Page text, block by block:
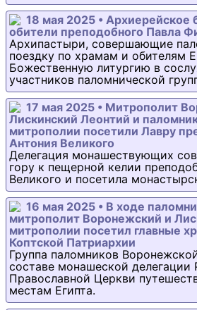
18 мая 2025 • Архиерейское
обители преподобного Павла
Архипастыри, совершающие
поездку по храмам и обителям
Божественную литургию в
участников паломнической
17 мая 2025 • Митрополит
Лискинский Леонтий и
митрополии посетили Лавру
Антония Великого
Делегация монашествующих
гору к пещерной келии
Великого и посетила
16 мая 2025 • В ходе
митрополит Воронежский и
митрополии посетил главные
Коптской Патриархии
Группа паломников
составе монашеской делегации
Православной Церкви
местам Египта.